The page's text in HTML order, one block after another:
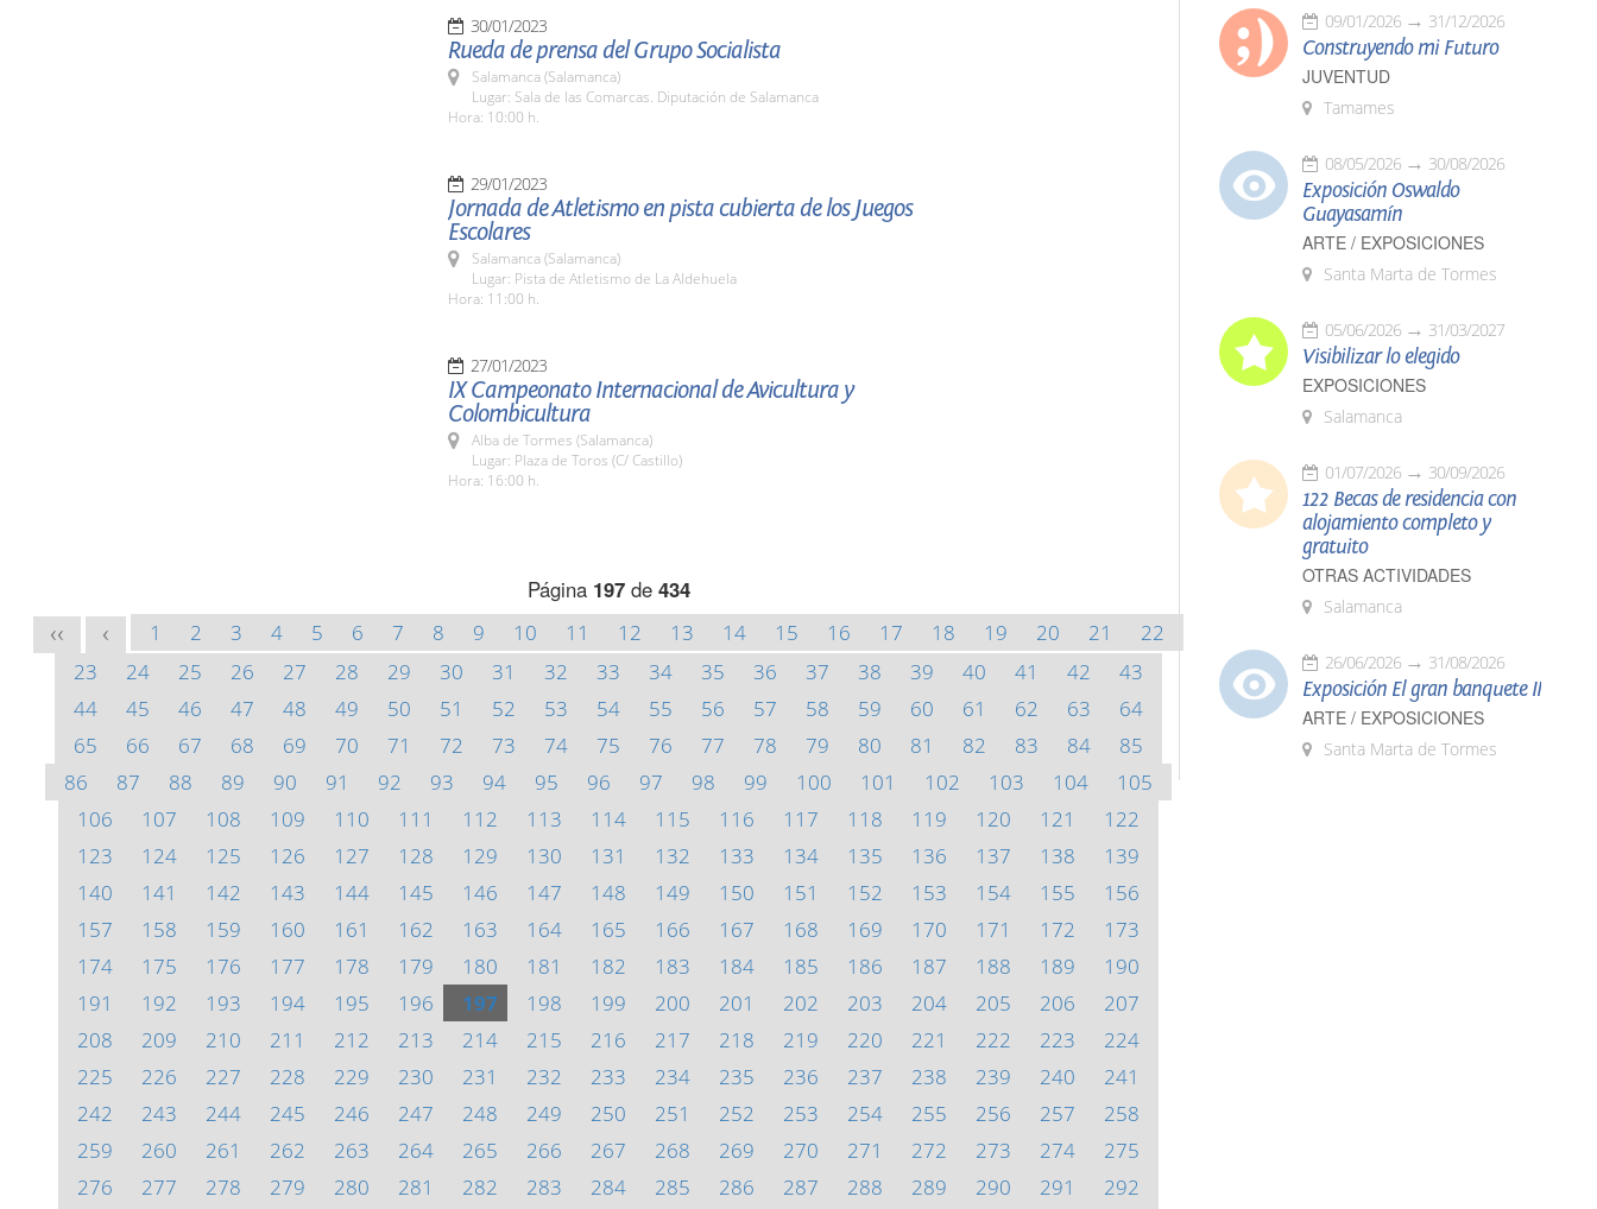
30/01/2023
Rueda de prensa del Grupo Socialista
Salamanca (Salamanca)
Lugar: Sala de las Comarcas. Diputación de Salamanca
Hora: 10:00 h.
29/01/2023
Jornada de Atletismo en pista cubierta de los Juegos
Escolares
Salamanca (Salamanca)
Lugar: Pista de Atletismo de La Aldehuela
Hora: 11:00 h.
27/01/2023
IX Campeonato Internacional de Avicultura y
Colombicultura
Alba de Tormes (Salamanca)
Lugar: Plaza de Toros (C/ Castillo)
Hora: 16:00 h.
Página 197de 434
<< < 1 2 3 4 5 6 7 8 9 10 11 12 13 14 15 16 17 18 19 20 21
22
23
24 25 26 27 28 29 30 31 32 33 34 35 36 37 38 39 40 41 42
43
44
45 46 47 48 49 50 51 52 53 54 55 56 57 58 59 60 61 62 63
64
65
66 67 68 69 70 71 72 73 74 75 76 77 78 79 80 81 82 83 84
85
86
87 88 89 90 91 92 93 94 95 96 97 98 99 100 101 102 103 104
105
106
107 108 109 110 111 112 113 114 115 116 117 118 119 120 121
122
123
124 125 126 127 128 129 130 131 132 133 134 135 136 137 138
139
140
141 142 143 144 145 146 147 148 149 150 151 152 153 154 155
156
157
158 159 160 161 162 163 164 165 166 167 168 169 170 171 172
173
174
175 176 177 178 179 180 181 182 183 184 185 186 187 188 189
190
191
192 193 194 195 196 197 198 199 200 201 202 203 204 205 206
207
208
209 210 211 212 213 214 215 216 217 218 219 220 221 222 223
224
225
226 227 228 229 230 231 232 233 234 235 236 237 238 239 240
241
242
243 244 245 246 247 248 249 250 251 252 253 254 255 256 257
258
259
260 261 262 263 264 265 266 267 268 269 270 271 272 273 274
275
276
277 278 279 280 281 282 283 284 285 286 287 288 289 290 291 292
09/01/2026 31/12/2026
Construyendo mi Futuro
JUVENTUD
Tamames
08/05/2026 30/08/2026
Exposición Oswaldo
Guayasamín
ARTE / EXPOSICIONES
Santa Marta de Tormes
05/06/2026 31/03/2027
Visibilizar lo elegido
EXPOSICIONES
Salamanca
01/07/2026 30/09/2026
122 Becas de residencia con
alojamiento completo y
gratuito
OTRAS ACTIVIDADES
Salamanca
26/06/2026 31/08/2026
Exposición El gran banquete II
ARTE / EXPOSICIONES
Santa Marta de Tormes